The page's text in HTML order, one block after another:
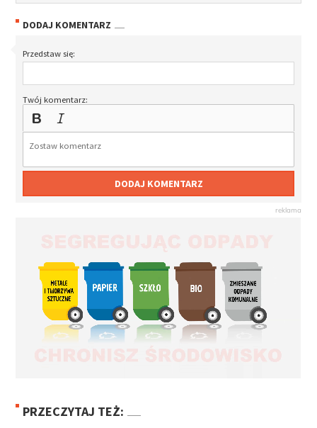
DODAJ KOMENTARZ
Przedstaw się:
Twój komentarz:
DODAJ KOMENTARZ
PRZECZYTAJ TEŻ: